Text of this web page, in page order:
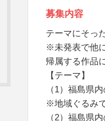
募集内容
テーマにそっ
※未発表で他
帰属する作品
【テーマ】
（1）福島県
※地域ぐるみ
（2）福島県